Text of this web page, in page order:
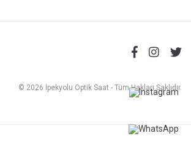
© 2026 İpekyolu Optik Saat - Tüm Hakları Saklıdır.